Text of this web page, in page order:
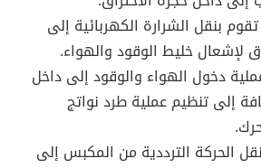
تقوم بنقل الشرارة الكهربائية إلى
لإشعال خليط الوقود والهواء.
دخول الهواء والوقود إلى داخل
إلى تنظيم عملية طرد نواتج
الحركة الترددية من المكبس إلى